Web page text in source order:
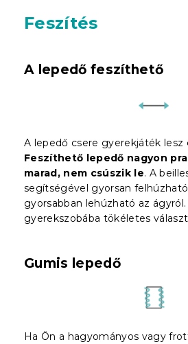
Feszítés
A lepedő feszíthető
A lepedő csere gyerekjáték lesz
Feszíthető lepedő nagyon
marad, nem csúszik le. A
segítségével gyorsan
gyorsabban lehúzható az
gyerekszobába tökéletes
Gumis lepedő
Ha Ön a hagyományos vagy